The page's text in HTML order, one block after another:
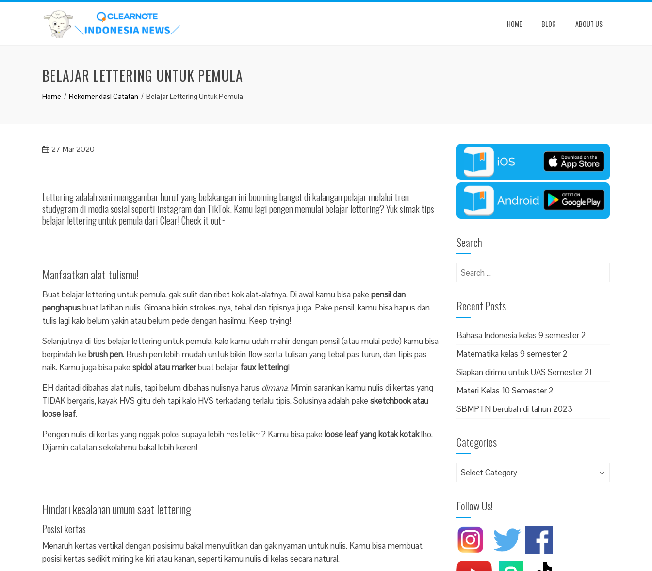
HOME BLOG ABOUT US
BELAJAR LETTERING UNTUK PEMULA
Home Rekomendasi Catatan Belajar Lettering Untuk Pemula
27 Mar 2020
Lettering adalah seni menggambar huruf yang belakangan ini booming banget di kalangan pelajar melalui tren
studygram di media sosial seperti instagram dan TikTok. Kamu lagi pengen memulai belajar lettering? Yuk simak tips
belajar lettering untuk pemula dari Clear! Check it out~
Manfaatkan alat tulismu!
Buat belajar lettering untuk pemula, gak sulit dan ribet kok alat-alatnya. Di awal kamu bisa pake pensil dan
penghapusbuat latihan nulis. Gimana bikin strokes-nya, tebal dan tipisnya juga. Pake pensil, kamu bisa hapus dan
tulis lagi kalo belum yakin atau belum pede dengan hasilmu. Keep trying!
Selanjutnya di tips belajar lettering untuk pemula, kalo kamu udah mahir dengan pensil (atau mulai pede) kamu bisa
berpindah ke brush pen. Brush pen lebih mudah untuk bikin flow serta tulisan yang tebal pas turun, dan tipis pas
naik. Kamu juga bisa pake spidol atau markerbuat belajar faux lettering!
EH daritadi dibahas alat nulis, tapi belum dibahas nulisnya harus dimana. Mimin sarankan kamu nulis di kertas yang
TIDAK bergaris, kayak HVS gitu deh tapi kalo HVS terkadang terlalu tipis. Solusinya adalah pake sketchbook atau
loose leaf.
Pengen nulis di kertas yang nggak polos supaya lebih ~estetik~ ? Kamu bisa pake loose leaf yang kotak kotaklho.
Dijamin catatan sekolahmu bakal lebih keren!
Hindari kesalahan umum saat lettering
Posisi kertas
Menaruh kertas vertikal dengan posisimu bakal menyulitkan dan gak nyaman untuk nulis. Kamu bisa membuat
posisi kertas sedikit miring ke kiri atau kanan, seperti kamu nulis di kelas secara natural.
Search
Recent Posts
Bahasa Indonesia kelas 9 semester 2
Matematika kelas 9 semester 2
Siapkan dirimu untuk UAS Semester 2!
Materi Kelas 10 Semester 2
SBMPTN berubah di tahun 2023
Categories
Follow Us!